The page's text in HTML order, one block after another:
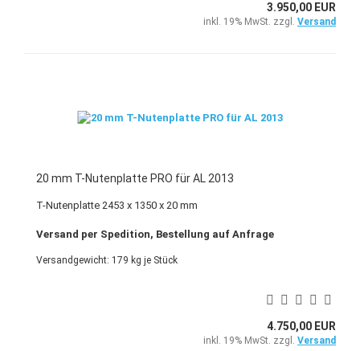
3.950,00 EUR
inkl. 19% MwSt. zzgl. Versand
20 mm T-Nutenplatte PRO für AL 2013
T-Nutenplatte 2453 x 1350 x 20 mm
Versand per Spedition, Bestellung auf Anfrage
Versandgewicht: 179 kg je Stück
4.750,00 EUR
inkl. 19% MwSt. zzgl. Versand